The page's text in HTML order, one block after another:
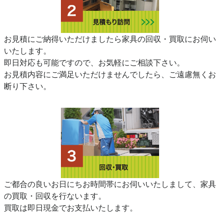
お見積にご納得いただけましたら家具の回収・買取にお伺い
いたします。
即日対応も可能ですので、お気軽にご相談下さい。
お見積内容にご満足いただけませんでしたら、ご遠慮無くお
断り下さい。
ご都合の良いお日にちお時間帯にお伺いいたしまして、家具
の買取・回収を行ないます。
買取は即日現金でお支払いたします。